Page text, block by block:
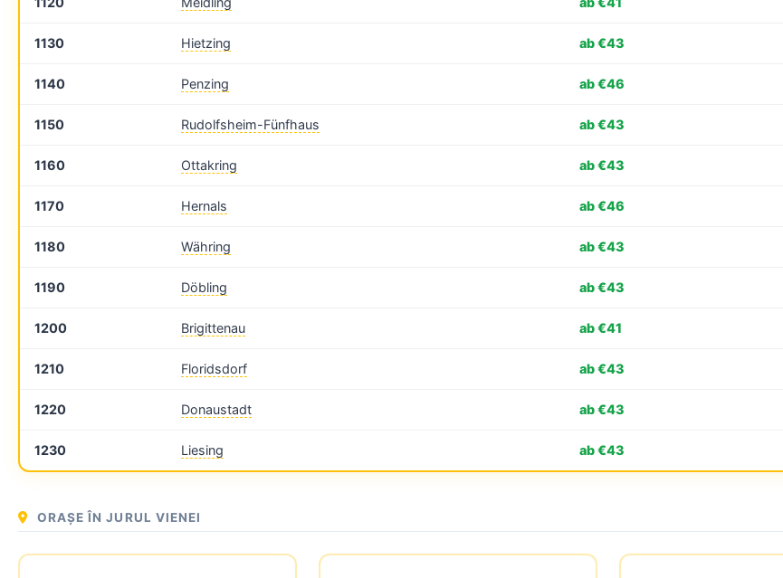
1130 Hietzing ab €43
1140 Penzing ab €46
1150 Rudolfsheim-Fünfhaus ab €43
1160 Ottakring ab €43
1170 Hernals ab €46
1180 Währing ab €43
1190 Döbling ab €43
1200 Brigittenau ab €41
1210 Floridsdorf ab €43
1220 Donaustadt ab €43
1230 Liesing ab €43
ORAȘE ÎN JURUL VIENEI